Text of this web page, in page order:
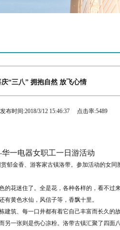
庆“三八” 拥抱自然 放飞心情
发布时间:2018/3/12 15:46:37 点击率:5489
一电器女职工一日游活动
郁金香、游客家古镇洛带。参加活动的女
的花迷住了。全是花，各种各样的，看不过
黄色水仙，风信子等，香飘十里。
建筑、每一口井都有着它自己丰富而长久的
一张则是伤心凉粉。洛带古镇汇聚了四面